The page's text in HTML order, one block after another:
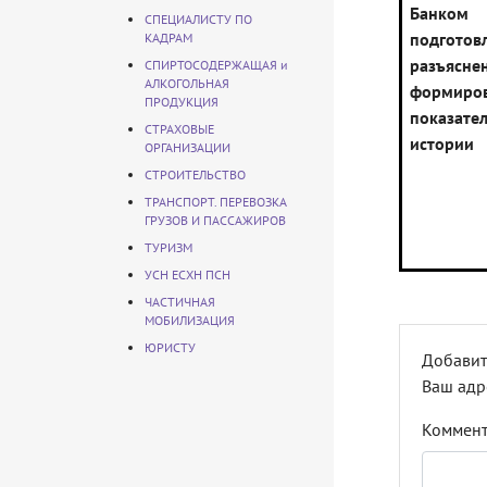
СПЕЦИАЛИСТУ ПО
КАДРАМ
СПИРТОСОДЕРЖАЩАЯ и
АЛКОГОЛЬНАЯ
ПРОДУКЦИЯ
СТРАХОВЫЕ
ОРГАНИЗАЦИИ
СТРОИТЕЛЬСТВО
ТРАНСПОРТ. ПЕРЕВОЗКА
ГРУЗОВ И ПАССАЖИРОВ
ТУРИЗМ
УСН ЕСХН ПСН
ЧАСТИЧНАЯ
МОБИЛИЗАЦИЯ
ЮРИСТУ
истории
Ваш